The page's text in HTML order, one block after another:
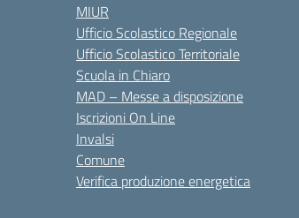
MIUR
Ufficio Scolastico Regionale
Ufficio Scolastico Territoriale
Scuola in Chiaro
MAD – Messe a disposizione
Iscrizioni On Line
Invalsi
Comune
Verifica produzione energetica